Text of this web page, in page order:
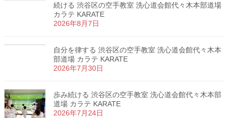
続ける 渋谷区の空手教室 洗心道会館代々木本部道場
カラテ KARATE
2026年8月7日
自分を律する 渋谷区の空手教室 洗心道会館代々木本
部道場 カラテ KARATE
2026年7月30日
歩み続ける 渋谷区の空手教室 洗心道会館代々木本部
道場 カラテ KARATE
2026年7月24日